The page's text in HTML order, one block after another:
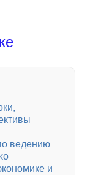
ведению
и